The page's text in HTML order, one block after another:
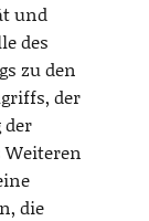
und
des
zu den
der
der
die